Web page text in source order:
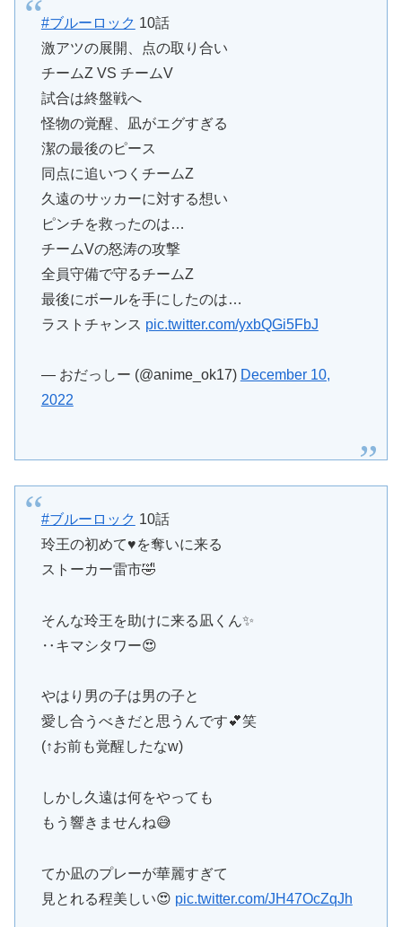
#ブルーロック 10話
激アツの展開、点の取り合い
チームZ VS チームV
試合は終盤戦へ
怪物の覚醒、凪がエグすぎる
潔の最後のピース
同点に追いつくチームZ
久遠のサッカーに対する想い
ピンチを救ったのは…
チームVの怒涛の攻撃
全員守備で守るチームZ
最後にボールを手にしたのは…
ラストチャンス pic.twitter.com/yxbQGi5FbJ
— おだっしー (@anime_ok17) December 10,
2022
#ブルーロック 10話
玲王の初めて♥を奪いに来る
ストーカー雷市🤣
そんな玲王を助けに来る凪くん✨
‥キマシタワー😍
やはり男の子は男の子と
愛し合うべきだと思うんです💕笑
(↑お前も覚醒したなw)
しかし久遠は何をやっても
もう響きませんね😅
てか凪のプレーが華麗すぎて
見とれる程美しい😍 pic.twitter.com/JH47OcZqJh